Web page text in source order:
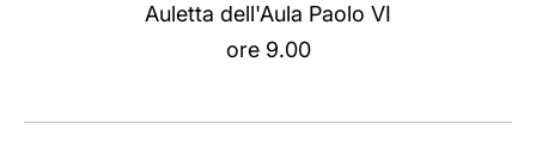
Auletta dell'Aula Paolo VI
ore 9.00